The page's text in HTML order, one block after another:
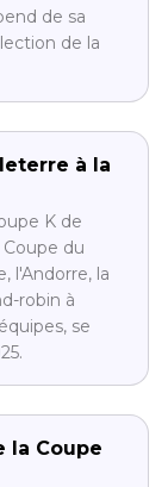
de sa
de la
à la
K de
du
l'Andorre, la
robin à
se
la Coupe